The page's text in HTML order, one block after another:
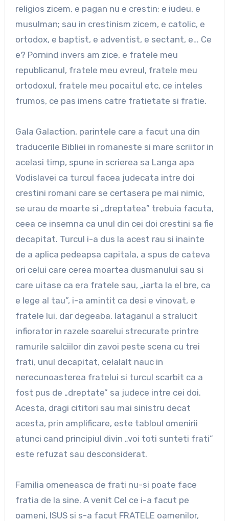
religios zicem, e pagan nu e crestin; e iudeu, e
musulman; sau in crestinism zicem, e catolic, e
ortodox, e baptist, e adventist, e sectant, e… Ce
e? Pornind invers am zice, e fratele meu
republicanul, fratele meu evreul, fratele meu
ortodoxul, fratele meu pocaitul etc, ce inteles
frumos, ce pas imens catre fratietate si fratie.
Gala Galaction, parintele care a facut una din
traducerile Bibliei in romaneste si mare scriitor in
acelasi timp, spune in scrierea sa Langa apa
Vodislavei ca turcul facea judecata intre doi
crestini romani care se certasera pe mai nimic,
se urau de moarte si „dreptatea” trebuia facuta,
ceea ce insemna ca unul din cei doi crestini sa fie
decapitat. Turcul i-a dus la acest rau si inainte
de a aplica pedeapsa capitala, a spus de cateva
ori celui care cerea moartea dusmanului sau si
care uitase ca era fratele sau, „iarta la el bre, ca
e lege al tau”, i-a amintit ca desi e vinovat, e
fratele lui, dar degeaba. Iataganul a stralucit
infiorator in razele soarelui strecurate printre
ramurile salciilor din zavoi peste scena cu trei
frati, unul decapitat, celalalt nauc in
nerecunoasterea fratelui si turcul scarbit ca a
fost pus de „dreptate” sa judece intre cei doi.
Acesta, dragi cititori sau mai sinistru decat
acesta, prin amplificare, este tabloul omenirii
atunci cand principiul divin „voi toti sunteti frati”
este refuzat sau desconsiderat.
Familia omeneasca de frati nu-si poate face
fratia de la sine. A venit Cel ce i-a facut pe
oameni, ISUS si s-a facut FRATELE oamenilor,